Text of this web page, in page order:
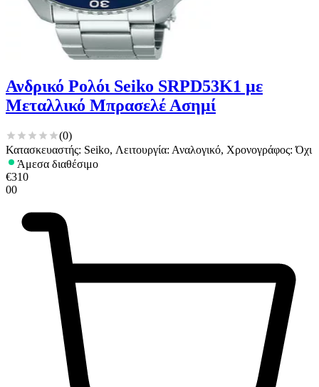
Ανδρικό Ρολόι Seiko SRPD53K1 με
Μεταλλικό Μπρασελέ Ασημί
(0)
Κατασκευαστής: Seiko, Λειτουργία: Αναλογικό, Χρονογράφος: Όχι
Άμεσα διαθέσιμο
€310
00